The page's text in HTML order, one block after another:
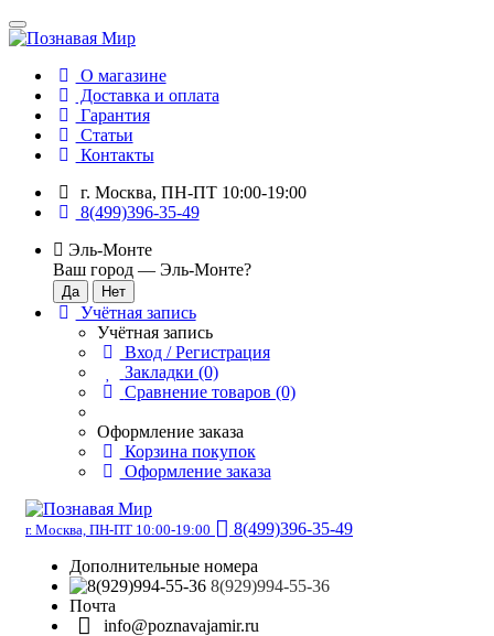
О магазине
Доставка и оплата
Гарантия
Статьи
Контакты
г. Москва, ПН-ПТ 10:00-19:00
8(499)396-35-49
Эль-Монте
Ваш город — Эль-Монте?
Учётная запись
Учётная запись
Вход / Регистрация
Закладки (0)
Сравнение товаров (0)
Оформление заказа
Корзина покупок
Оформление заказа
г. Москва, ПН-ПТ 10:00-19:00
8(499)396-35-49
Дополнительные номера
8(929)994-55-36
Почта
info@poznavajamir.ru